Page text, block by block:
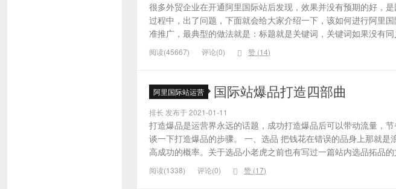
很多外贸企业在开通阿里国际站后发现，效果并没有预期的好，
过程中，出了问题，下面就会给大家介绍一下，该如何进行阿里
准推广，最典型的做法就是：标题就是关键词，关键词如果没有
阅读(45667) 评论(0) 赞 (14)
阿里国际站运营 国际站爆品打造四部曲
排长 发布于 2021-01-11
打造爆品是运营界永远的话题，成功打造爆品后可以带动流量，
谈一下打造爆品的步骤。 一、选品 把钱花在错误的品身上那就
高成功的概率。关于选品小老虎之前也有写过一篇站内选品拓品
阅读(1338) 评论(0) 赞 (17)